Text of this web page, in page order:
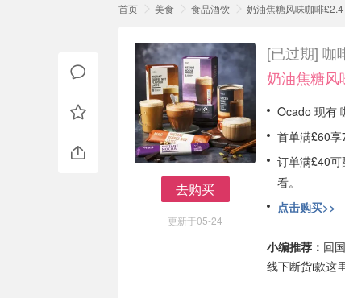
首页 美食 食品酒饮 奶油焦糖风味咖啡
去购买
更新于05-24
[已过期] 咖
奶油焦糖风
Ocado 现有
首单满£60
订单满£40
看。
点击购买>>
小编推荐： 回
线下断货i款这